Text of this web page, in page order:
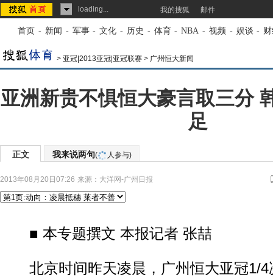
loading... 我的搜狐 邮件
首页 - 新闻 - 军事 - 文化 - 历史 - 体育 - NBA - 视频 - 娱谈 -
> 亚冠|2013亚冠|亚冠联赛 > 广州恒大新闻
亚洲新贵不惧恒大豪言取三分
足
正文 我来说两句( 人参与)
2013年08月20日07:26 来源： 大洋网-广州日报
■ 本专题撰文 本报记者 张喆
北京时间昨天凌晨，广州恒大亚冠1/